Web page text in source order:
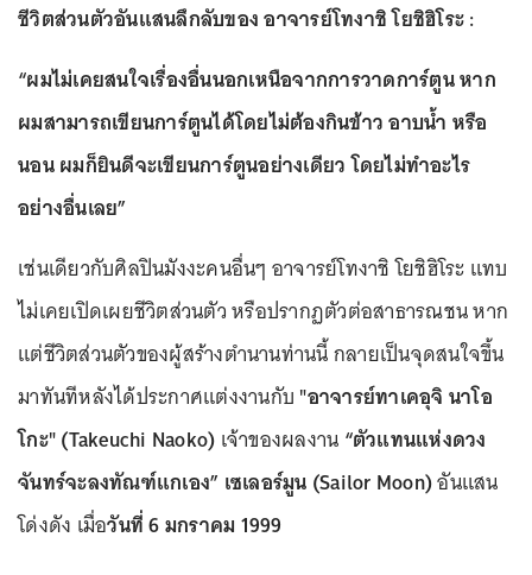
ชีวิตส่วนตัวอันแสนลึกลับของ อาจารย์โทงาชิ โยชิฮิโระ :
“ผมไม่เคยสนใจเรื่องอื่นนอกเหนือจากการวาดการ์ตูน หาก
ผมสามารถเขียนการ์ตูนได้โดยไม่ต้องกินข้าว อาบน้ำ หรือ
นอน ผมก็ยินดีจะเขียนการ์ตูนอย่างเดียว โดยไม่ทำอะไร
อย่างอื่นเลย”
เช่นเดียวกับศิลปินมังงะคนอื่นๆ อาจารย์โทงาชิ โยชิฮิโระ แทบ
ไม่เคยเปิดเผยชีวิตส่วนตัว หรือปรากฏตัวต่อสาธารณชน หาก
แต่ชีวิตส่วนตัวของผู้สร้างตำนานท่านนี้ กลายเป็นจุดสนใจขึ้น
มาทันทีหลังได้ประกาศแต่งงานกับ "อาจารย์ทาเคอุจิ นาโอ
โกะ" (Takeuchi Naoko) เจ้าของผลงาน “ตัวแทนแห่งดวง
จันทร์จะลงทัณฑ์แกเอง” เซเลอร์มูน (Sailor Moon)อันแสน
โด่งดัง เมื่อวันที่ 6 มกราคม 1999